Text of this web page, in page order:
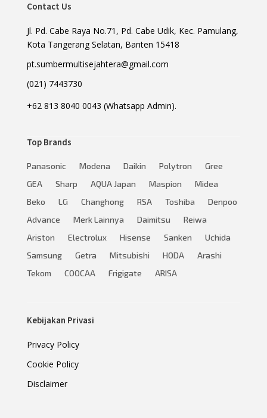
Contact Us
Jl. Pd. Cabe Raya No.71, Pd. Cabe Udik, Kec. Pamulang,
Kota Tangerang Selatan, Banten 15418
pt.sumbermultisejahtera@gmail.com
(021) 7443730
+62 813 8040 0043 (Whatsapp Admin).
Top Brands
Panasonic Modena Daikin Polytron
Gree
GEA
Sharp AQUA Japan Maspion
Midea
Beko
LG Changhong RSA Toshiba
Denpoo
Advance
Merk Lainnya Daimitsu
Reiwa
Ariston
Electrolux Hisense Sanken
Uchida
Samsung
Getra Mitsubishi HODA
Arashi
Tekom
COOCAA Frigigate ARISA
Kebijakan Privasi
Privacy Policy
Cookie Policy
Disclaimer